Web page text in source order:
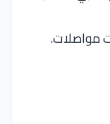
مواصلات.